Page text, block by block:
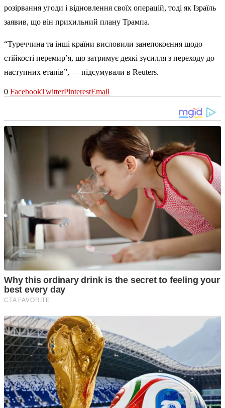
розірвання угоди і відновлення своїх операцій, тоді як Ізраїль
заявив, що він прихильний плану Трампа.
“Туреччина та інші країни висловили занепокоєння щодо
стійкості перемир’я, що затримує деякі зусилля з переходу до
наступних етапів”, — підсумували в Reuters.
0 FacebookTwitterPinterestEmail